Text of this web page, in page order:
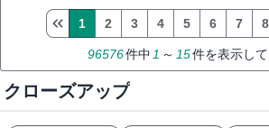
96576件中 1 ～ 15件を表示して
1 2 3 4 5 6 7 8
クローズアップ